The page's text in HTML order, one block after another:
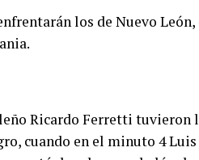
los de Nuevo
Ricardo Ferretti
cuando en el minuto 4